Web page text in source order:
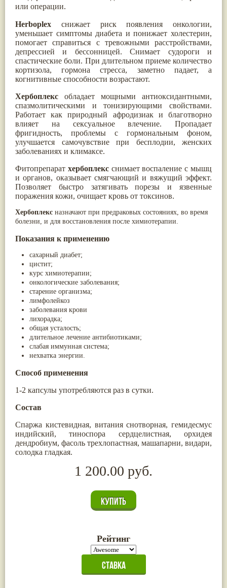
или операции.
Herboplex снижает риск появления онкологии,
уменьшает симптомы диабета и понижает холестерин,
помогает справиться с тревожными расстройствами,
депрессией и бессонницей. Снимает судороги и
спастические боли. При длительном приеме количество
кортизола, гормона стресса, заметно падает, а
когнитивные способности возрастают.
Хербоплекс обладает мощными антиоксидантными,
спазмолитическими и тонизирующими свойствами.
Работает как природный афродизиак и благотворно
влияет на сексуальное влечение. Пропадает
фригидность, проблемы с гормональным фоном,
улучшается самочувствие при бесплодии, женских
заболеваниях и климаксе.
Фитопрепарат хербоплексснимает воспаление с мышц
и органов, оказывает смягчающий и вяжущий эффект.
Позволяет быстро затягивать порезы и язвенные
поражения кожи, очищает кровь от токсинов.
Хербоплекс назначают при предраковых состояниях, во время
болезни, и для восстановления после химиотерапии.
Показания к применению
сахарный диабет;
цистит;
курс химиотерапии;
онкологические заболевания;
старение организма;
лимфолейкоз
заболевания крови
лихорадка;
общая усталость;
длительное лечение антибиотиками;
слабая иммунная система;
нехватка энергии.
Способ применения
1-2 капсулы употребляются раз в сутки.
Состав
Спаржа кистевидная, витания снотворная, гемидесмус
индийский, тиноспора сердцелистная, орхидея
дендробиум, фасоль трехлопастная, машапарни, видари,
солодка гладкая.
1 200.00 руб.
Рейтинг
Паслён черный(13)
Коричник цейлонский(12)
Мирра(12)
Розовая соль(12)
Сверция(12)
Виноград(11)
Каменная соль
(11)
Коровье молоко (11)
Ним(11)
Патала(11)
Перец чаба(11)
Соссюрея/кушта
(11)
Турпет(11)
Алойное дерево(10)
Асафетида(10)
Тмин обыкновенный(10)
Ашока(9)
Вишня гималайская(9)
Данти(9)
Птерокарпус мешковидный
(9)
Юстиция сосудистая/Васака
Касторовое масло(8)
Кутаки(8)
Мята(8)
Пушкара(8)
more...